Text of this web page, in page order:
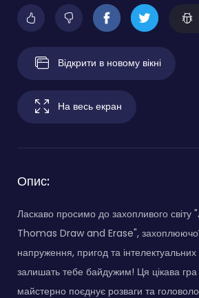
Відкрити в новому вікні
На весь екран
Опис:
Ласкаво просимо до захопливого
Thomas Draw and Erase", захоплюючої
напруження, пригод та інтелектуальних
залишать тебе байдужим! Ця цікава
майстерно поєднує розваги та